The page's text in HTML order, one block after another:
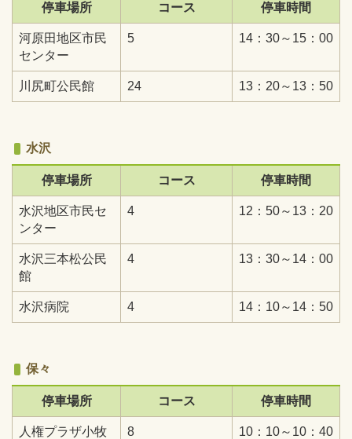
停車場所 コース 停車時間
河原田地区市民
センター
5 14：30～15：00
川尻町公民館 24 13：20～13：50
水沢
停車場所 コース 停車時間
水沢地区市民セ
ンター
4 12：50～13：20
水沢三本松公民
館
4 13：30～14：00
水沢病院 4 14：10～14：50
保々
停車場所 コース 停車時間
人権プラザ小牧 8 10：10～10：40